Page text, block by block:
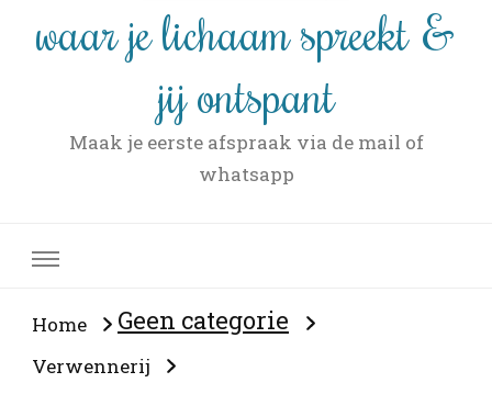
waar je lichaam spreekt &
jij ontspant
Maak je eerste afspraak via de mail of
whatsapp
Home Geen categorie
Verwennerij